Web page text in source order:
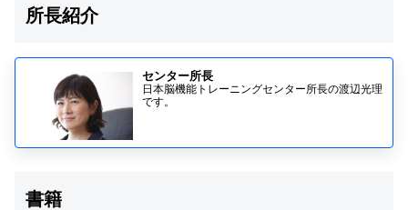
所長紹介
センター所長
日本脳機能トレーニングセンター所長の渡辺光理
です。
書籍